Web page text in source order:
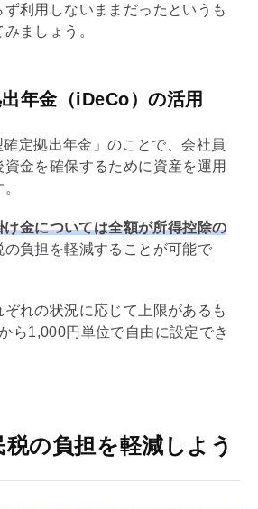
利用しないままだったというも
ましょう。
年金（iDeCo）の活用
確定拠出年金」のことで、会社員
金を確保するために資産を運用
け金については全額が所得控除の
の負担を軽減することが可能で
れの状況に応じて上限があるも
ら1,000円単位で自由に設定でき
の負担を軽減しよう